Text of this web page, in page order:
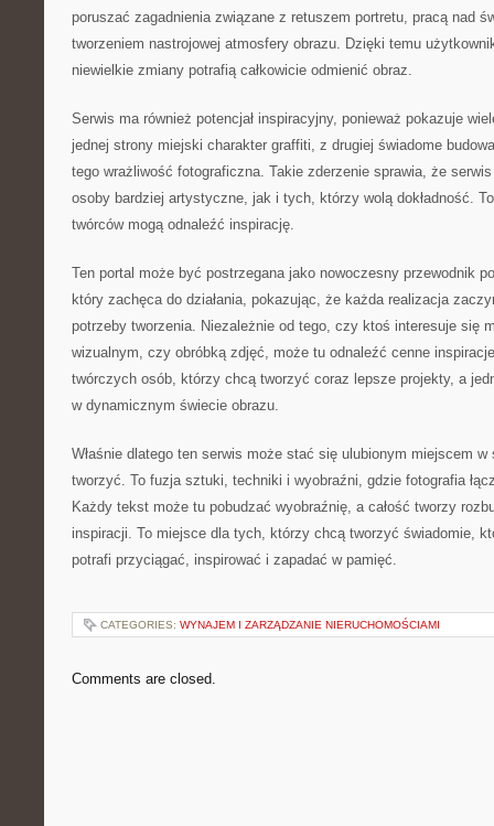
poruszać zagadnienia związane z retuszem portretu, pracą nad
tworzeniem nastrojowej atmosfery obrazu. Dzięki temu
niewielkie zmiany potrafią całkowicie odmienić obraz.
Serwis ma również potencjał inspiracyjny, ponieważ pokazuje
jednej strony miejski charakter graffiti, z drugiej świadome
tego wrażliwość fotograficzna. Takie zderzenie sprawia, że
osoby bardziej artystyczne, jak i tych, którzy wolą dokładność.
twórców mogą odnaleźć inspirację.
Ten portal może być postrzegana jako nowoczesny przewodnik
który zachęca do działania, pokazując, że każda realizacja
potrzeby tworzenia. Niezależnie od tego, czy ktoś interesuje się
wizualnym, czy obróbką zdjęć, może tu odnaleźć cenne
twórczych osób, którzy chcą tworzyć coraz lepsze projekty, a
w dynamicznym świecie obrazu.
Właśnie dlatego ten serwis może stać się ulubionym miejscem
tworzyć. To fuzja sztuki, techniki i wyobraźni, gdzie fotografia
Każdy tekst może tu pobudzać wyobraźnię, a całość tworzy
inspiracji. To miejsce dla tych, którzy chcą tworzyć świadomie,
potrafi przyciągać, inspirować i zapadać w pamięć.
CATEGORIES: WYNAJEM I ZARZĄDZANIE NIERUCHOMOŚCIAMI
Comments are closed.